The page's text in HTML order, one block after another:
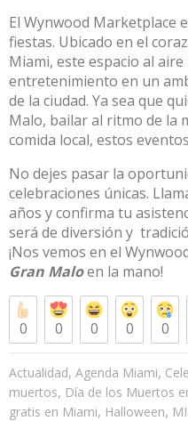
El Wynwood Marketplace
fiestas. Ubicado en el
Miami, este espacio al
entretenimiento en un
de la ciudad. Ya sea que
Malo, bailar al ritmo de la
comida local, estos
No dejes pasar la
celebraciones únicas.
años y confirma tu
será de diversión y
¡Nos vemos en el
Gran Maloen la mano!
0 0 0 0 0
Actualidad, Agenda Miami,
muertos, Día de los Muertos
gratis en Miami, Halloween,